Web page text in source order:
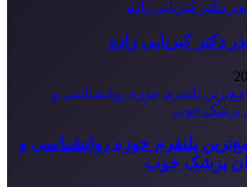
دکتر کبریایی زاده
پلتفرم حوزه روانشناسی و
پزشک خوب